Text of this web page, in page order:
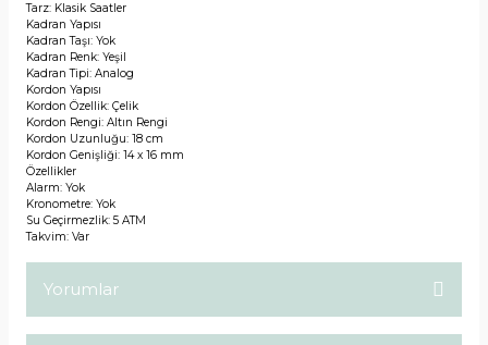
Tarz: Klasik Saatler
Kadran Yapısı
Kadran Taşı: Yok
Kadran Renk: Yeşil
Kadran Tipi: Analog
Kordon Yapısı
Kordon Özellik: Çelik
Kordon Rengi: Altın Rengi
Kordon Uzunluğu: 18 cm
Kordon Genişliği: 14 x 16 mm
Özellikler
Alarm: Yok
Kronometre: Yok
Su Geçirmezlik: 5 ATM
Takvim: Var
Yorumlar